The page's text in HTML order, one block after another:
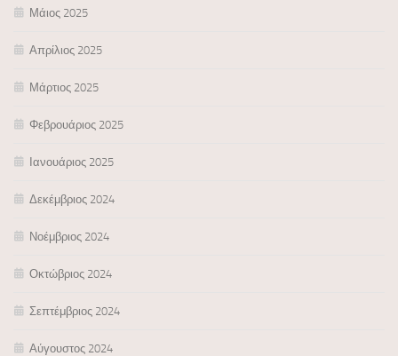
Μάιος 2025
Απρίλιος 2025
Μάρτιος 2025
Φεβρουάριος 2025
Ιανουάριος 2025
Δεκέμβριος 2024
Νοέμβριος 2024
Οκτώβριος 2024
Σεπτέμβριος 2024
Αύγουστος 2024